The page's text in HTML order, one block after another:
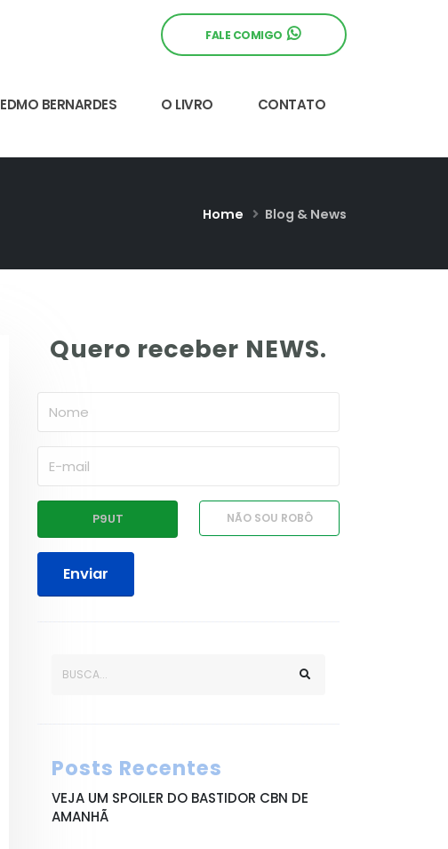
FALE COMIGO
EDMO BERNARDES O LIVRO CONTATO
Home Blog & News
Quero receber NEWS.
Enviar
Posts Recentes
VEJA UM SPOILER DO BASTIDOR CBN DE
AMANHÃ